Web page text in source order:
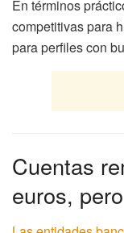
En términos
competitivas para
para perfiles con
Cuentas
euros,